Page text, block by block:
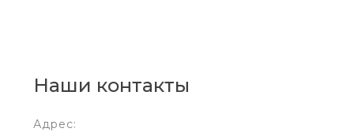
Наши контакты
Адрес: